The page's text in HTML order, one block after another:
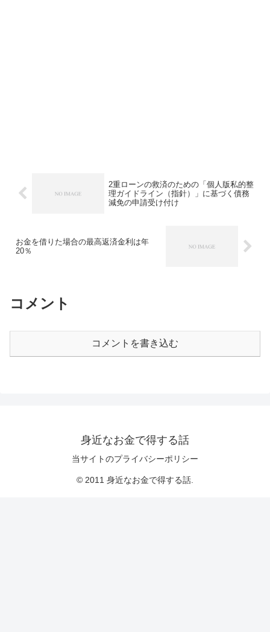
2重ローンの救済のための「個人版私的整
理ガイドライン（指針）」に基づく債務
減免の申請受け付け
お金を借りた場合の最高返済金利は年
20％
コメント
コメントを書き込む
身近なお金で得する話
当サイトのプライバシーポリシー
© 2011 身近なお金で得する話.